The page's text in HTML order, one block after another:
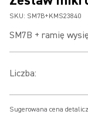
SKU: SM7B+KMS23840
SM7B + ramię
Liczba:
Sugerowana cena